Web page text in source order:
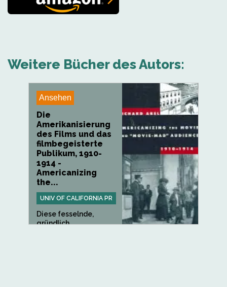
Weitere Bücher des Autors:
Ansehen
Die
Amerikanisierung
des Films und das
filmbegeisterte
Publikum, 1910-
1914 -
Americanizing
the...
UNIV OF CALIFORNIA PR
Diese fesselnde,
gründlich